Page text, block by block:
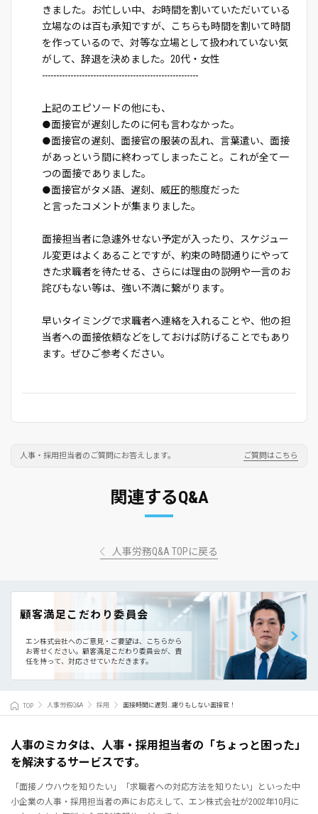
きました。お忙しい中、お時間を割いていただいている
立場なのは百も承知ですが、こちらも時間を割いて時間
を作っているので、対等な立場として扱われていない気
がして、辞退を決めました。20代・女性
-------------------------------------------------------
上記のエピソードの他にも、
●面接官が遅刻したのに何も言わなかった。
●面接官の遅刻、面接官の服装の乱れ、言葉遣い、面接
があっという間に終わってしまったこと。これが全て一
つの面接でありました。
●面接官がタメ語、遅刻、威圧的態度だった
と言ったコメントが集まりました。
面接担当者に急遽外せない予定が入ったり、スケジュー
ル変更はよくあることですが、約束の時間通りにやって
きた求職者を待たせる、さらには理由の説明や一言のお
詫びもない等は、強い不満に繋がります。
早いタイミングで求職者へ連絡を入れることや、他の担
当者への面接依頼などをしておけば防げることでもあり
ます。ぜひご参考ください。
人事・採用担当者のご質問にお答えします。 ご質問はこちら
関連するQ&A
人事労務Q&A TOPに戻る
顧客満足こだわり委員会
エン株式会社へのご意見・ご要望は、こちらから
お寄せください。 顧客満足こだわり委員会が、責
任を持って、対応させていただきます。
TOP 人事労務Q&A 採用 面接時間に遅刻...謝りもしない面接官！
人事のミカタは、人事・採用担当者の「ちょっと困った」
を解決するサービスです。
「面接ノウハウを知りたい」「求職者への対応方法を知りたい」といった中
小企業の人事・採用担当者の声にお応えして、エン株式会社が2002年10月に